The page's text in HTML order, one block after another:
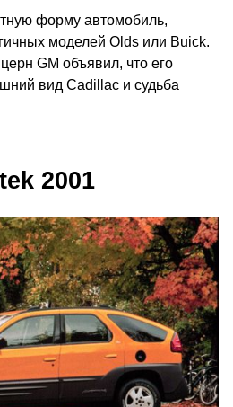
форму автомобиль,
моделей Olds или Buick.
GM объявил, что его
вид Cadillac и судьба
2001